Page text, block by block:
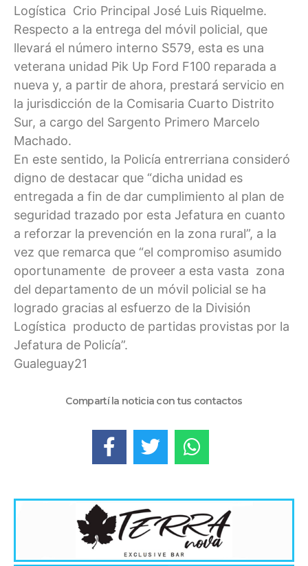
Logística Crio Principal José Luis Riquelme.
Respecto a la entrega del móvil policial, que
llevará el número interno S579, esta es una
veterana unidad Pik Up Ford F100 reparada a
nueva y, a partir de ahora, prestará servicio en
la jurisdicción de la Comisaria Cuarto Distrito
Sur, a cargo del Sargento Primero Marcelo
Machado.
En este sentido, la Policía entrerriana consideró
digno de destacar que “dicha unidad es
entregada a fin de dar cumplimiento al plan de
seguridad trazado por esta Jefatura en cuanto
a reforzar la prevención en la zona rural”, a la
vez que remarca que “el compromiso asumido
oportunamente de proveer a esta vasta zona
del departamento de un móvil policial se ha
logrado gracias al esfuerzo de la División
Logística producto de partidas provistas por la
Jefatura de Policía”.
Gualeguay21
Compartí la noticia con tus contactos